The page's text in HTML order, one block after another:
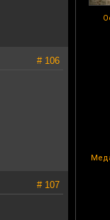
# 106
# 107